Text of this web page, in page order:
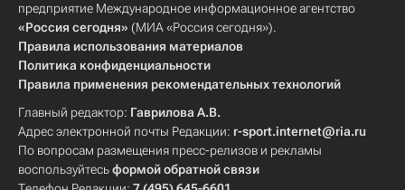
предприятие Международное информационное агентство
«Россия сегодня» (МИА «Россия сегодня»).
Правила использования материалов
Политика конфиденциальности
Правила применения рекомендательных технологий
Главный редактор: Гаврилова А.В.
Адрес электронной почты Редакции: r-sport.internet@ria.ru
По вопросам размещения пресс-релизов и рекламы
воспользуйтесьформой обратной связи